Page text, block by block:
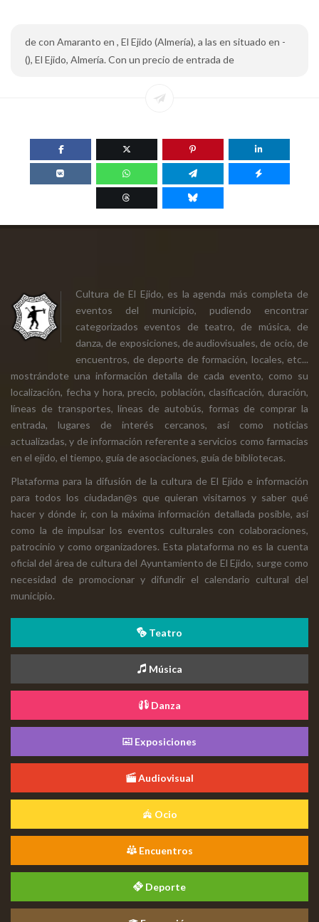
de con Amaranto en , El Ejido (Almería), a las en situado en -
(), El Ejido, Almería. Con un precio de entrada de
Cultura de El Ejido, es la agenda más completa de
eventos del municipio, pudiendo encontrar
categorizados eventos de teatro, de música, de
danza, de exposiciones, de audiovisuales, de ocio, de
encuentros, de deporte de formación, locales, etc...
mostrándote una información detalla de cada evento, como su
localización, fecha y hora, precio, población, clasificación, duración,
líneas de transportes, líneas de autobús, formas de comprar la
entrada, lugares de interés cercanos, así como noticias
actualizadas, y de información referente a servicios como farmacias
en el ejido, el tiempo, guía de asociaciones, guía de bibliotecas.
Plataforma para la difusión de la cultura de El Ejido e información
para todos los ciudadan@s que quieran visitarnos y saber qué
hacer y dónde ir, con la máxima información detallada posible, así
como la de impulsar los eventos culturales con colaboraciones,
patrocinio y como organizadores. Esta plataforma no es la cuenta
oficial del área de cultura del Ayuntamiento de El Ejido, surge como
necesidad de promocionar y difundir el calendario cultural del
municipio.
Teatro
Música
Danza
Exposiciones
Audiovisual
Ocio
Encuentros
Deporte